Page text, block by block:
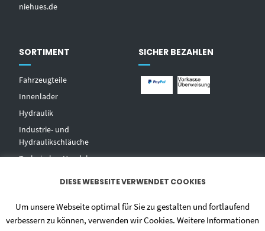
niehues.de
SORTIMENT
Fahrzeugteile
Innenlader
Hydraulik
Industrie- und
Hydraulikschläuche
Technischer Handel
Zubehör
SICHER BEZAHLEN
DIESE WEBSEITE VERWENDET COOKIES
Um unsere Webseite optimal für Sie zu gestalten und fortlaufend
verbessern zu können, verwenden wir Cookies. Weitere Informationen